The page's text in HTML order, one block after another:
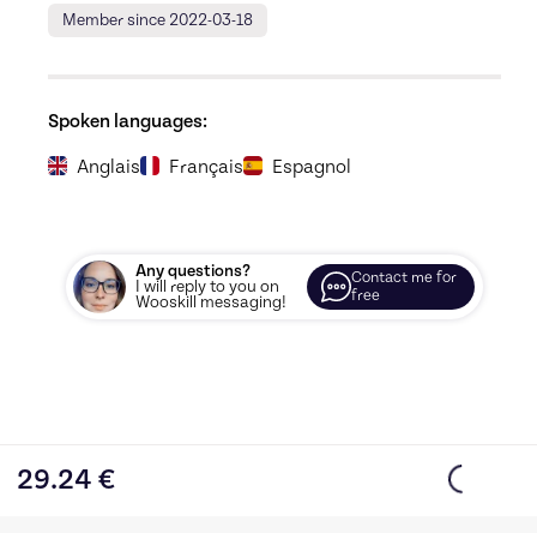
Member since 2022-03-18
Spoken languages:
Anglais Français Espagnol
Any questions?
I will reply to you on
Wooskill messaging!
Contact me for
free
29.24 €